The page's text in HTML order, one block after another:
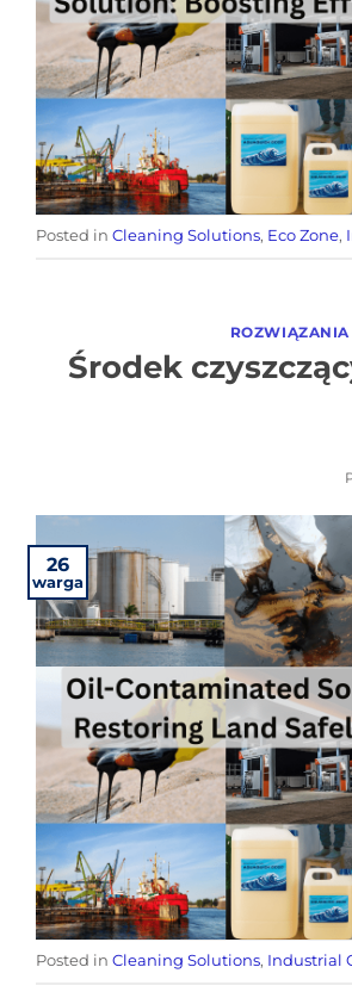
Posted in Cleaning Solutions, Eco Zone,
ROZWIĄZANIA
Środek
26
warga
Posted in Cleaning Solutions, Industrial